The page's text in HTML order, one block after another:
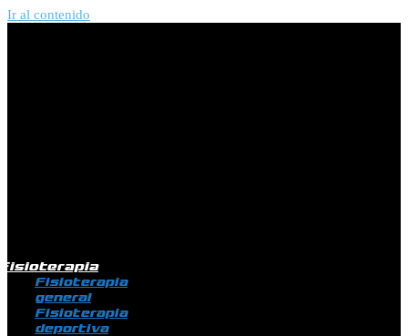
Ir al contenido
Fisioterapia
general
Fisioterapia
deportiva